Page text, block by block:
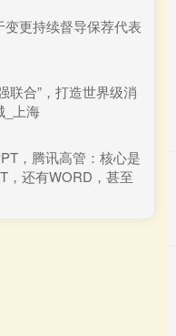
更持续督导保荐代表
联合”，打造世界级消
_上海
，腾讯高管：核心是
，还有WORD，甚至